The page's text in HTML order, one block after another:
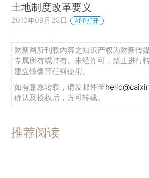
土地制度改革要义
2010年09月28日 APP打开
财新网所刊载内容之知识产权为财新传
专属所有或持有。未经许可，禁止进行
建立镜像等任何使用。
如有意愿转载，请发邮件至
确认及授权后，方可转载。
推荐阅读